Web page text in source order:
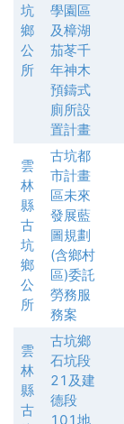
坑
鄉
公
所
學園區
及樟湖
茄苳千
年神木
預鑄式
廁所設
置計畫
雲
林
縣
古
坑
鄉
公
所
古坑都
市計畫
區未來
發展藍
圖規劃
(含鄉村
區)委託
勞務服
務案
雲
林
縣
古
古坑鄉
石坑段
21及建
德段
101地